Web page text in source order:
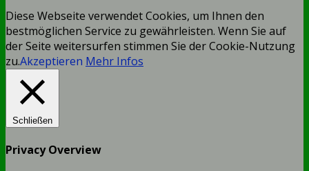
Diese Webseite verwendet Cookies, um Ihnen den
bestmöglichen Service zu gewährleisten. Wenn Sie auf
der Seite weitersurfen stimmen Sie der Cookie-Nutzung
zu.Akzeptieren Mehr Infos
Schließen
Privacy Overview